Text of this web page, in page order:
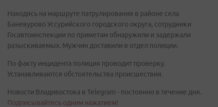
Находясь на маршруте патрулирования в районе села
Баневурово Уссурийского городского округа, сотрудники
Госавтоинспекции по приметам обнаружили и задержали
разыскиваемых. Мужчин доставили в отдел полиции.
По факту инцидента полиция проводит проверку.
Устанавливаются обстоятельства происшествия.
Новости Владивостока в Telegram - постоянно в течение дня.
Подписывайтесь одним нажатием!